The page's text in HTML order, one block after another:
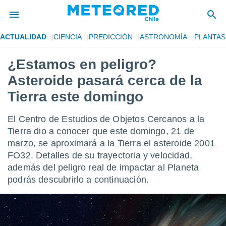
de
por
para
la
calidad.
a este
y
forma
digital
basada
ACTUALIDAD CIENCIA PREDICCIÓN ASTRONOMÍA PLANTAS
¿Estamos en peligro?
Asteroide pasará cerca de la
Tierra este domingo
El Centro de Estudios de Objetos Cercanos a la
Tierra dio a conocer que este domingo, 21 de
marzo, se aproximará a la Tierra el asteroide 2001
FO32. Detalles de su trayectoria y velocidad,
además del peligro real de impactar al Planeta
podrás descubrirlo a continuación.